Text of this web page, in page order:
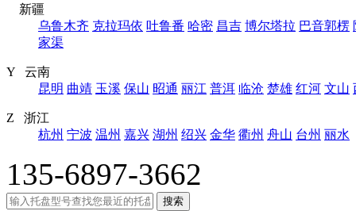
新疆
乌鲁木齐 克拉玛依 吐鲁番 哈密 昌吉 博尔塔拉 巴音郭楞
家渠
Y 云南
昆明 曲靖 玉溪 保山 昭通 丽江 普洱 临沧 楚雄 红河 文山
Z 浙江
杭州 宁波 温州 嘉兴 湖州 绍兴 金华 衢州 舟山 台州 丽水
135-6897-3662
搜索